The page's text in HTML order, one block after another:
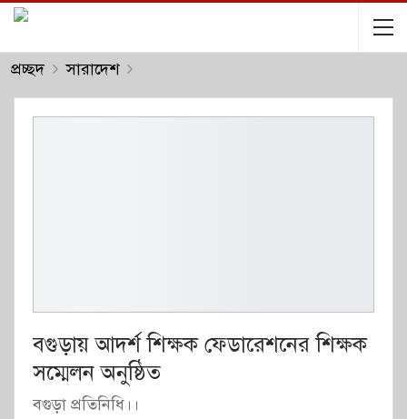
প্রচ্ছদ সারাদেশ
বগুড়ায় আদর্শ শিক্ষক ফেডারেশনের শিক্ষক
সম্মেলন অনুষ্ঠিত
বগুড়া প্রতিনিধি।।